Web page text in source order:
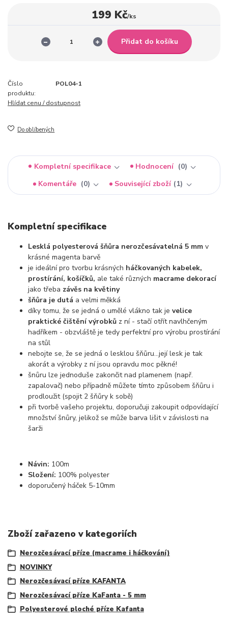
199 Kč/ks
Přidat do košíku
Číslo
produktu:
POL04-1
Hlídat cenu / dostupnost
Do oblíbených
Kompletní specifikace Hodnocení
0
Komentáře
0 Související zboží 1
Kompletní specifikace
Lesklá polyesterová šňůra nerozčesávatelná 5 mm v
krásné magenta barvě
je ideální pro tvorbu krásných háčkovaných kabelek,
prostírání, košíčků, ale také různých macrame dekorací
jako třeba závěs na květiny
šňůra je dutá a velmi měkká
díky tomu, že se jedná o umělé vlákno tak je velice
praktické čištění výrobků z ní - stačí otřít navlhčeným
hadříkem - obzvláště je tedy perfektní pro výrobu prostírání
na stůl
nebojte se, že se jedná o lesklou šňůru...její lesk je tak
akorát a výrobky z ní jsou opravdu moc pěkné!
šnůru lze jednoduše zakončit nad plamenem (např.
zapalovač) nebo případně můžete tímto způsobem šňůru i
prodloužit (spojit 2 šňůry k sobě)
při tvorbě vašeho projektu, doporučuji zakoupit odpovídající
množství šnůry, jelikož se může barva lišit v závislosti na
šarži
Návin: 100m
Složení: 100% polyester
doporučený háček 5-10mm
Zboží zařazeno v kategoriích
Nerozčesávací příze (macrame i háčkování)
NOVINKY
Nerozčesávací příze KAFANTA
Nerozčesávací příze KaFanta - 5 mm
Polyesterové ploché příze Kafanta